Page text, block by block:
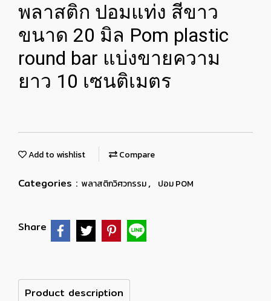
พลาสติก ปอมแท่ง สีขาว
ขนาด 20 มิล Pom plastic
round bar แบ่งขายความ
ยาว 10 เซนติเมตร
Add to wishlist Compare
Categories : พลาสติกวิศวกรรม, ปอม POM
Share
Product description